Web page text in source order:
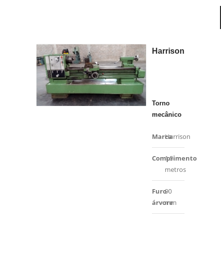
Harrison
Torno
mecânico
MarcaHarrison
Comprimento
1.5
metros
Furo
árvore
90
mm